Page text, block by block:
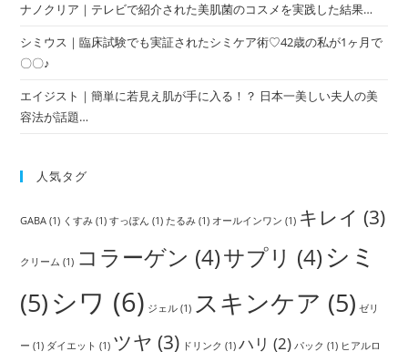
ナノクリア｜テレビで紹介された美肌菌のコスメを実践した結果…
シミウス｜臨床試験でも実証されたシミケア術♡42歳の私が1ヶ月で
〇〇♪
エイジスト｜簡単に若見え肌が手に入る！？ 日本一美しい夫人の美
容法が話題…
人気タグ
GABA (1) くすみ (1) すっぽん (1) たるみ (1) オールインワン (1) キレイ (3)
クリーム (1) コラーゲン (4)サプリ (4)シミ
(5)シワ (6) ジェル (1) スキンケア (5) ゼリ
ー (1) ダイエット (1) ツヤ (3) ドリンク (1) ハリ (2) パック (1) ヒアルロ